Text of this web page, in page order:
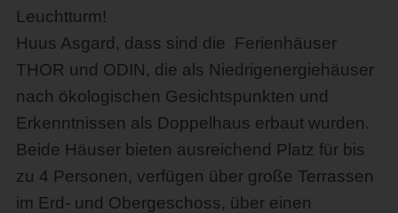
Leuchtturm!
Huus Asgard, dass sind die Ferienhäuser
THOR und ODIN, die als Niedrigenergiehäuser
nach ökologischen Gesichtspunkten und
Erkenntnissen als Doppelhaus erbaut wurden.
Beide Häuser bieten ausreichend Platz für bis
zu 4 Personen, verfügen über große Terrassen
im Erd- und Obergeschoss, über einen